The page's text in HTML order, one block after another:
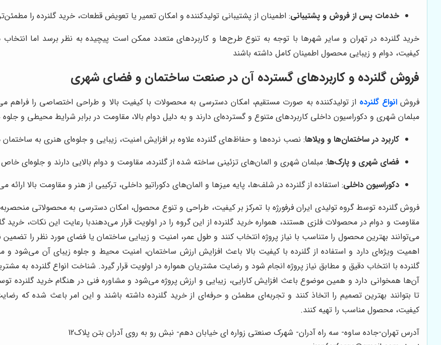
خدمات پس از فروش و پشتیبانی: اطمینان از پشتیبانی تولیدکننده و امکان تعمیر یا تعویض قطعات، خرید گلنرده را
خرید گلنرده در تهران و سایر شهرها با توجه به تنوع طرح‌ها و کاربردهای متعدد ممکن است پیچیده به نظر برسد اما انتخاب
کیفیت، دوام و زیبایی محصول اطمینان کامل داشته باشند
فروش گلنرده و کاربردهای گسترده آن در صنعت ساختمان و فضای شهری
فروش انواع گلنرده از تولیدکننده به صورت مستقیم، امکان دسترسی به محصولات با کیفیت بالا و طراحی اختصاصی را فراهم
مبلمان شهری و دکوراسیون داخلی کاربردهای متنوع و گسترده‌ای دارند و به دلیل دوام بالا، مقاومت در برابر شرایط محیطی و جلوه
کاربرد در ساختمان‌ها و ویلاها: نصب نرده‌ها و حفاظ‌های گلنرده علاوه بر افزایش امنیت، زیبایی و جلوه‌ای هنری به
فضای شهری و پارک‌ها: مبلمان شهری و المان‌های تزئینی ساخته شده از گلنرده، مقاومت و دوام بالایی دارند و جلوه‌ای
دکوراسیون داخلی: استفاده از گلنرده در شلف‌ها، پایه میزها و المان‌های دکوراتیو داخلی، ترکیبی از هنر و مقاومت بالا ارائه
فروش گلنرده توسط گروه تولیدی ایران فرفورژه با تمرکز بر کیفیت، طراحی و تنوع محصول، امکان دسترسی به محصولاتی
مقاومت و دوام در محصولات فلزی هستند، همواره خرید گلنرده از این گروه را در اولویت قرار می‌دهندبا رعایت این نکات، خرید
می‌توانند بهترین محصول را متناسب با نیاز پروژه انتخاب کنند و طول عمر، امنیت و زیبایی ساختمان یا فضای مورد نظر را
اهمیت ویژه‌ای دارد و استفاده از گلنرده با کیفیت بالا باعث افزایش ارزش ساختمان، امنیت محیط و جلوه زیبای آن می‌شود و
گلنرده با انتخاب دقیق و مطابق نیاز پروژه انجام شود و رضایت مشتریان همواره در اولویت قرار گیرد. شناخت انواع گلنرده به
آن‌ها همخوانی دارد و همین موضوع باعث افزایش کارایی، زیبایی و ارزش پروژه می‌شود و مشاوره فنی در هنگام خرید گلنرده
تا بتوانند بهترین تصمیم را اتخاذ کنند و تجربه‌ای مطمئن و حرفه‌ای از خرید گلنرده داشته باشند و این امر باعث شده که
کیفیت، محصول مناسب را تهیه کنند.
آدرس تهران-جاده ساوه- سه راه آدران- شهرک صنعتی زواره ای خیابان دهم- نبش رو به روی آدران بتن پلاک12